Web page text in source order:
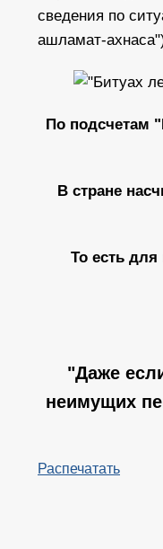
сведения по
ашламат-
По подсчетам
В стране
То есть
"Даже
неимущих
Распечатать